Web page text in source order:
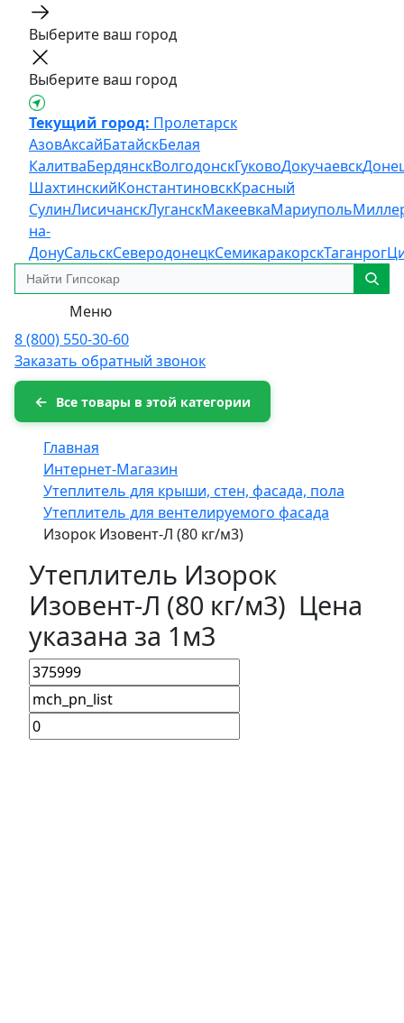
Выберите ваш город
Выберите ваш город
Текущий город: Пролетарск
АзовАксайБатайскБелая
КалитваБердянскВолгодонскГуковоДокучаевск
ШахтинскийКонстантиновскКрасный
СулинЛисичанскЛуганскМакеевкаМариуполь
на-
ДонуСальскСеверодонецкСемикаракорскТаганрог
Меню
8 (800) 550-30-60
Заказать обратный звонок
Все товары в этой категории
Главная
Интернет-Магазин
Утеплитель для крыши, стен, фасада, пола
Утеплитель для вентелируемого фасада
Изорок Изовент-Л (80 кг/м3)
Утеплитель Изорок
Изовент-Л (80 кг/м3) Цена
указана за 1м3